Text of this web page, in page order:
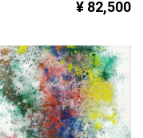
¥ 82,500